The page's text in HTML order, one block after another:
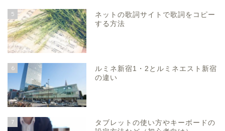
5
ネットの歌詞サイトで歌詞をコピー
する方法
6
ルミネ新宿1・2とルミネエスト新宿
の違い
7
タブレットの使い方やキーボードの